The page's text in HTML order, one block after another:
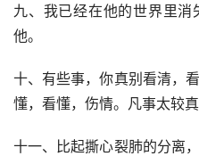
九、我已经在他的世界里
他。
十、有些事，你真别看清，
懂，看懂，伤情。凡事太较
十一、比起撕心裂肺的分离